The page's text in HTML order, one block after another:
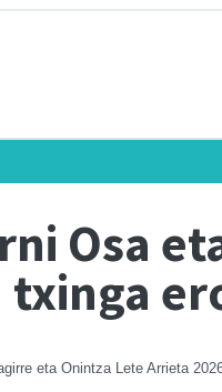
Osa
txinga
eta Onintza Lete Arrieta